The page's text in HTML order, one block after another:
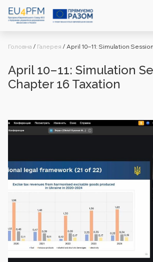
Головна / Галерея / April 10–11: Simulation
April 10–11: Simulation
Chapter 16 Taxation